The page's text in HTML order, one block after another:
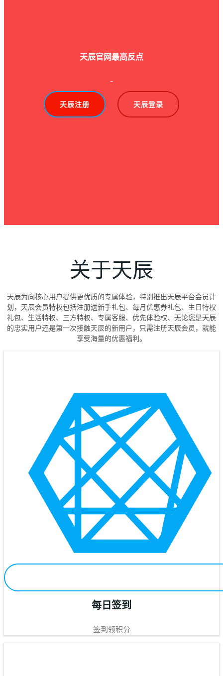
天辰官网最高反点
-
天辰注册 天辰登录
关于天辰
天辰为向核心用户提供更优质的专属体验，特别推出天辰平台会员计
划，天辰会员特权包括注册送新手礼包、每月优惠券礼包、生日特权
礼包、生活特权、三方特权、专属客服、优先体验权、无论您是天辰
的忠实用户还是第一次接触天辰的新用户，只需注册天辰会员，就能
享受海量的优惠福利。
每日签到
签到领积分